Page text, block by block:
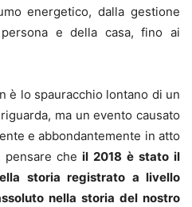
energetico, dalla gestione
e della casa, fino ai
è lo spauracchio lontano di un
ma un evento causato
e abbondantemente in atto
che il 2018 è stato il
storia registrato a livello
nella storia del nostro